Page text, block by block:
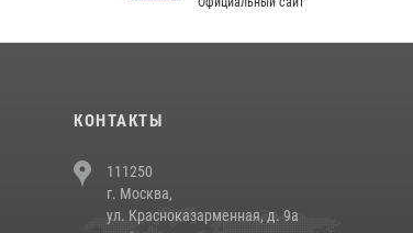
КОНТАКТЫ
111250
г. Москва,
ул. Красноказарменная, д. 9а